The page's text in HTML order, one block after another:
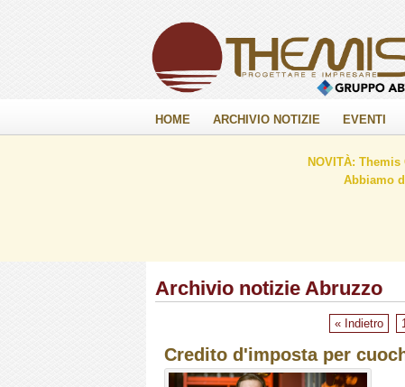
HOME ARCHIVIO NOTIZIE EVENTI
NOVITÀ:
Abbiamo
Archivio notizie Abruzzo
« Indietro
Credito d'imposta per